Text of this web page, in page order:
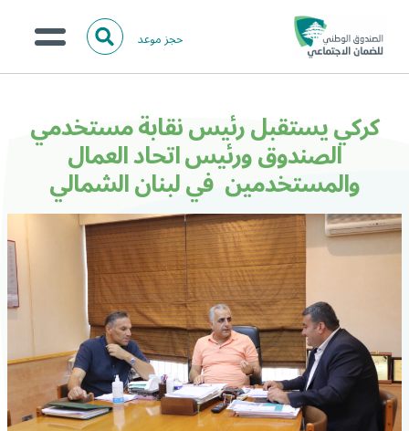
حجز موعد ا
ل
ث
الخدمات الالكترونية
المركز الإعلامي
تواصل معنا
البحث
كركي يستقبل رئيس نقابة مستخدمي
الصندوق ورئيس اتحاد العمال
والمستخدمين في لبنان الشمالي